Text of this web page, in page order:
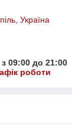
Україна
09:00 до 21:00
роботи